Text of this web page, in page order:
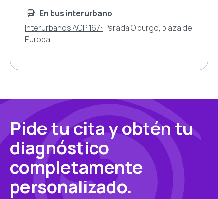
En bus interurbano
Interurbanos ACP 167: Parada O burgo, plaza de
Europa
Pide tu cita y obtén tu
diagnóstico
completamente
personalizado.